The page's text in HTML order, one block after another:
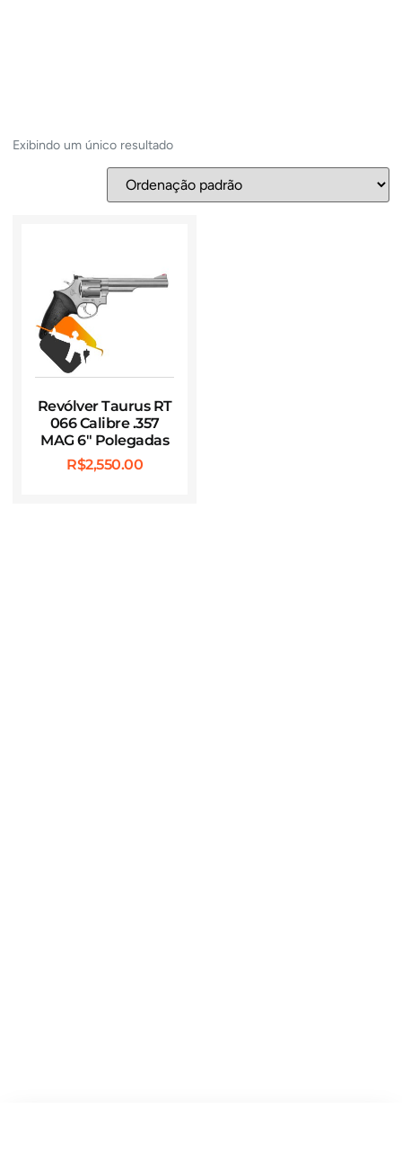
Exibindo um único resultado
Revólver Taurus RT
066 Calibre .357
MAG 6″ Polegadas
R$2,550.00